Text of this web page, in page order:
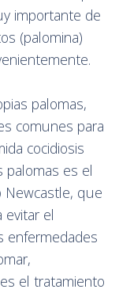
importante de
(palomina)
palomas,
comunes para
cocidiosis
palomas es el
Newcastle, que
evitar el
enfermedades
el tratamiento